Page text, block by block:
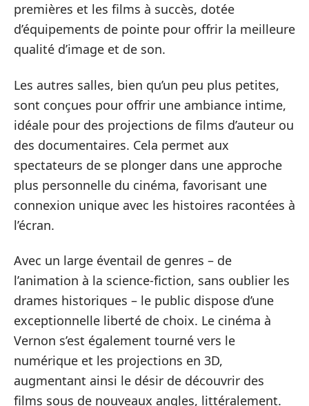
premières et les films à succès, dotée
d’équipements de pointe pour offrir la meilleure
qualité d’image et de son.
Les autres salles, bien qu’un peu plus petites,
sont conçues pour offrir une ambiance intime,
idéale pour des projections de films d’auteur ou
des documentaires. Cela permet aux
spectateurs de se plonger dans une approche
plus personnelle du cinéma, favorisant une
connexion unique avec les histoires racontées à
l’écran.
Avec un large éventail de genres – de
l’animation à la science-fiction, sans oublier les
drames historiques – le public dispose d’une
exceptionnelle liberté de choix. Le cinéma à
Vernon s’est également tourné vers le
numérique et les projections en 3D,
augmentant ainsi le désir de découvrir des
films sous de nouveaux angles, littéralement.